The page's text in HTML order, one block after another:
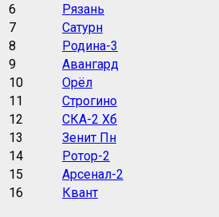
6
Рязань
7
Сатурн
8
Родина-3
9
Авангард
10
Орёл
11
Строгино
12
СКА-2 Хб
13
Зенит Пн
14
Ротор-2
15
Арсенал-2
16
Квант